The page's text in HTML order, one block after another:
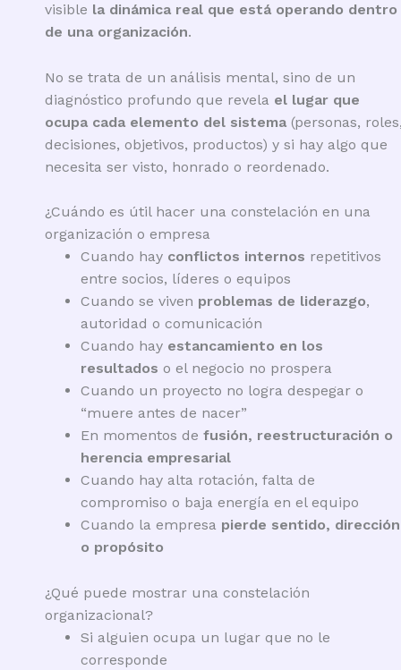
visible la dinámica real que está operando dentro
de una organización.
No se trata de un análisis mental, sino de un
diagnóstico profundo que revela el lugar que
ocupa cada elemento del sistema (personas,
decisiones, objetivos, productos) y si hay algo que
necesita ser visto, honrado o reordenado.
¿Cuándo es útil hacer una constelación en una
organización o empresa
Cuando hay conflictos internos repetitivos
entre socios, líderes o equipos
Cuando se viven problemas de liderazgo,
autoridad o comunicación
Cuando hay estancamiento en los
resultados o el negocio no prospera
Cuando un proyecto no logra despegar o
“muere antes de nacer”
En momentos defusión, reestructuración o
herencia empresarial
Cuando hay alta rotación, falta de
compromiso o baja energía en el equipo
Cuando la empresa pierde sentido, dirección
o propósito
¿Qué puede mostrar una constelación
organizacional?
Si alguien ocupa un lugar que no le
corresponde